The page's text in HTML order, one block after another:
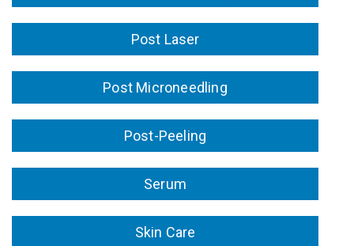
Post Laser
Post Microneedling
Post-Peeling
Serum
Skin Care